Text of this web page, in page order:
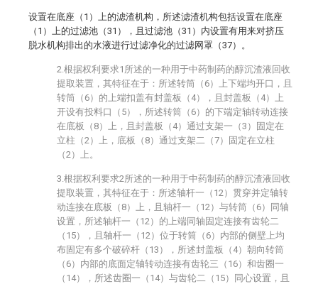
设置在底座（1）上的滤渣机构，所述滤渣机构包括设置在底座
（1）上的过滤池（31），且过滤池（31）内设置有用来对挤压
脱水机构排出的水液进行过滤净化的过滤网罩（37）。
2.根据权利要求1所述的一种用于中药制药的醇沉渣液回收
提取装置，其特征在于：所述转筒（6）上下端均开口，且
转筒（6）的上端扣盖有封盖板（4），且封盖板（4）上
开设有投料口（5），所述转筒（6）的下端定轴转动连接
在底板（8）上，且封盖板（4）通过支架一（3）固定在
立柱（2）上，底板（8）通过支架二（7）固定在立柱
（2）上。
3.根据权利要求2所述的一种用于中药制药的醇沉渣液回收
提取装置，其特征在于：所述轴杆一（12）贯穿并定轴转
动连接在底板（8）上，且轴杆一（12）与转筒（6）同轴
设置，所述轴杆一（12）的上端同轴固定连接有齿轮二
（15），且轴杆一（12）位于转筒（6）内部的侧壁上均
布固定有多个破碎杆（13），所述封盖板（4）朝向转筒
（6）内部的底面定轴转动连接有齿轮三（16）和齿圈一
（14），所述齿圈一（14）与齿轮二（15）同心设置，且